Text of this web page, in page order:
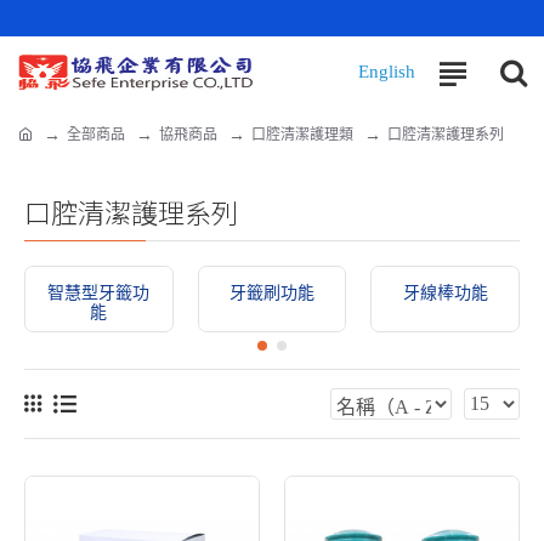
全部商品 協飛商品 口腔清潔護理類 口腔清潔護理系列
口腔清潔護理系列
智慧型牙籤功
能
牙籤刷功能 牙線棒功能